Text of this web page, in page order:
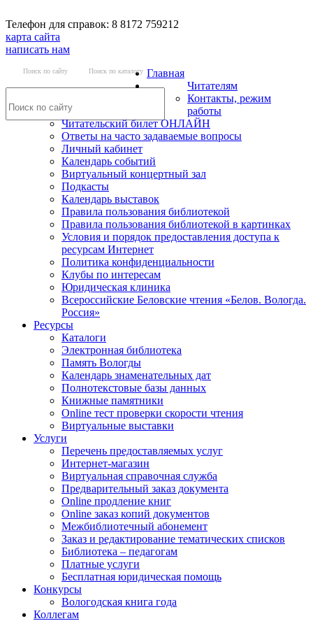
Телефон для справок: 8 8172 759212
карта сайта
написать нам
Поиск по сайту Поиск по каталогу Главная
Читателям
Контакты, режим
работы
Читательский билет ОНЛАЙН
Ответы на часто задаваемые вопросы
Личный кабинет
Календарь событий
Виртуальный концертный зал
Подкасты
Календарь выставок
Правила пользования библиотекой
Правила пользования библиотекой в картинках
Условия и порядок предоставления доступа к
ресурсам Интернет
Политика конфиденциальности
Клубы по интересам
Юридическая клиника
Всероссийские Беловские чтения «Белов. Вологда.
Россия»
Ресурсы
Каталоги
Электронная библиотека
Память Вологды
Календарь знаменательных дат
Полнотекстовые базы данных
Книжные памятники
Online тест проверки скорости чтения
Виртуальные выставки
Услуги
Перечень предоставляемых услуг
Интернет-магазин
Виртуальная справочная служба
Предварительный заказ документа
Online продление книг
Online заказ копий документов
Межбиблиотечный абонемент
Заказ и редактирование тематических списков
Библиотека – педагогам
Платные услуги
Бесплатная юридическая помощь
Конкурсы
Вологодская книга года
Коллегам